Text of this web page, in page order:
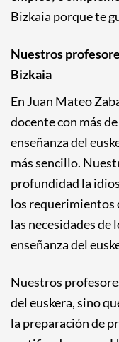
Bizkaia porque te
Nuestros
Bizkaia
En Juan Mateo
docente con más
enseñanza del
más sencillo.
profundidad la
los requerimientos
las necesidades de
enseñanza del
Nuestros
del euskera, sino
la preparación de